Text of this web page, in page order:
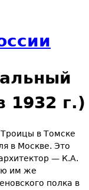
1932 г.)
в Томске
в Москве. Это
— К.А.
им же
полка в